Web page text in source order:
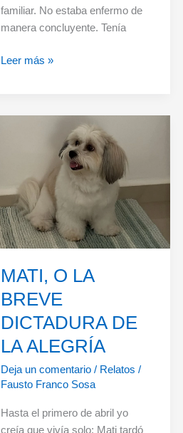
familiar. No estaba enfermo de
manera concluyente. Tenía
El
Leer más »
MATI, O LA
BREVE
DICTADURA DE
LA ALEGRÍA
Deja un comentario / Relatos /
Fausto Franco Sosa
Hasta el primero de abril yo
creía que vivía solo; Mati tardó